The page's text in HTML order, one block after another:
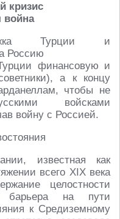
кризис
война
Турции и
Россию
финансовую и
а к концу
чтобы не
войсками
войну с Россией.
известная как
всего XIX века
целостности
барьера на пути
к Средиземному